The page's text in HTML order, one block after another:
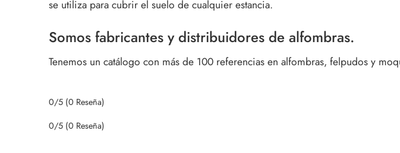
se utiliza para cubrir el suelo de cualquier estancia.
Somos fabricantes y distribuidores de alfombras.
Tenemos un catálogo con más de 100 referencias en alfombras, felpudos y
0/5 (0 Reseña)
0/5 (0 Reseña)